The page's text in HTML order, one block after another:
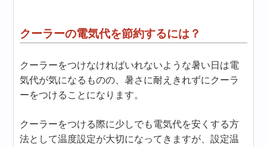
クーラーの電気代を節約するには？
クーラーをつけなければいれないような暑い日は電
気代が気になるものの、暑さに耐えきれずにクーラ
ーをつけることになります。
クーラーをつける際に少しでも電気代を安くする方
法として温度設定が大切になってきますが、設定温